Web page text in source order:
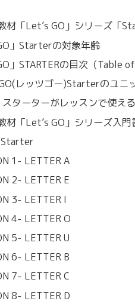
材「Let’s GO」シリーズ「
」Starterの対象年齢
」STARTERの目次（Table
レッツゴー)Starterのユニ
スターターがレッスンで使え
材「Let’s GO」シリーズ入
Starter
1- LETTER A
2- LETTER E
3- LETTER I
4- LETTER O
5- LETTER U
6- LETTER B
7- LETTER C
8- LETTER D